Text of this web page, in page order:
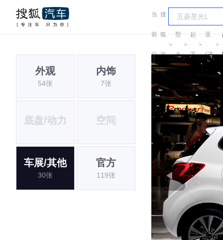
当
前
位
置:
搜
狐
汽
＞
车
型
大
＞
起
亚
＞
起
亚
(进
口)
＞
外观
54张
内饰
7张
底盘/动力 空间
车展/其他
30张
官方
119张